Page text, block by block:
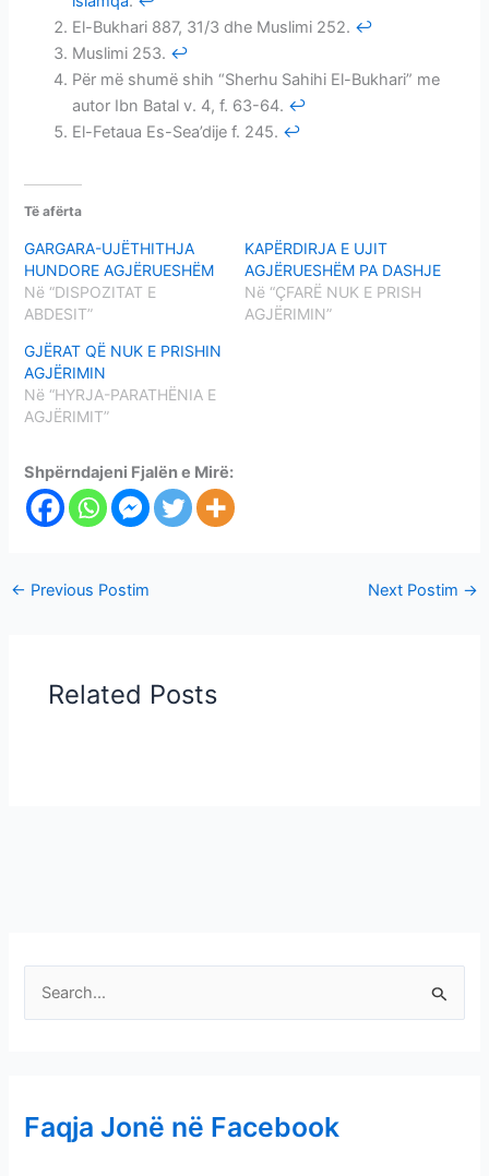
El-Bukhari 887, 31/3 dhe Muslimi 252. ↩
Muslimi 253. ↩
Për më shumë shih “Sherhu Sahihi El-Bukhari” me
autor Ibn Batal v. 4, f. 63-64. ↩
El-Fetaua Es-Sea’dije f. 245. ↩
Të afërta
GARGARA-UJËTHITHJA
HUNDORE AGJËRUESHËM
Në “DISPOZITAT E
ABDESIT”
KAPËRDIRJA E UJIT
AGJËRUESHËM PA DASHJE
Në “ÇFARË NUK E PRISH
AGJËRIMIN”
GJËRAT QË NUK E PRISHIN
AGJËRIMIN
Në “HYRJA-PARATHËNIA E
AGJËRIMIT”
Shpërndajeni Fjalën e Mirë:
← Previous Postim Next Postim →
Related Posts
c
Faqja Jonë në Facebook